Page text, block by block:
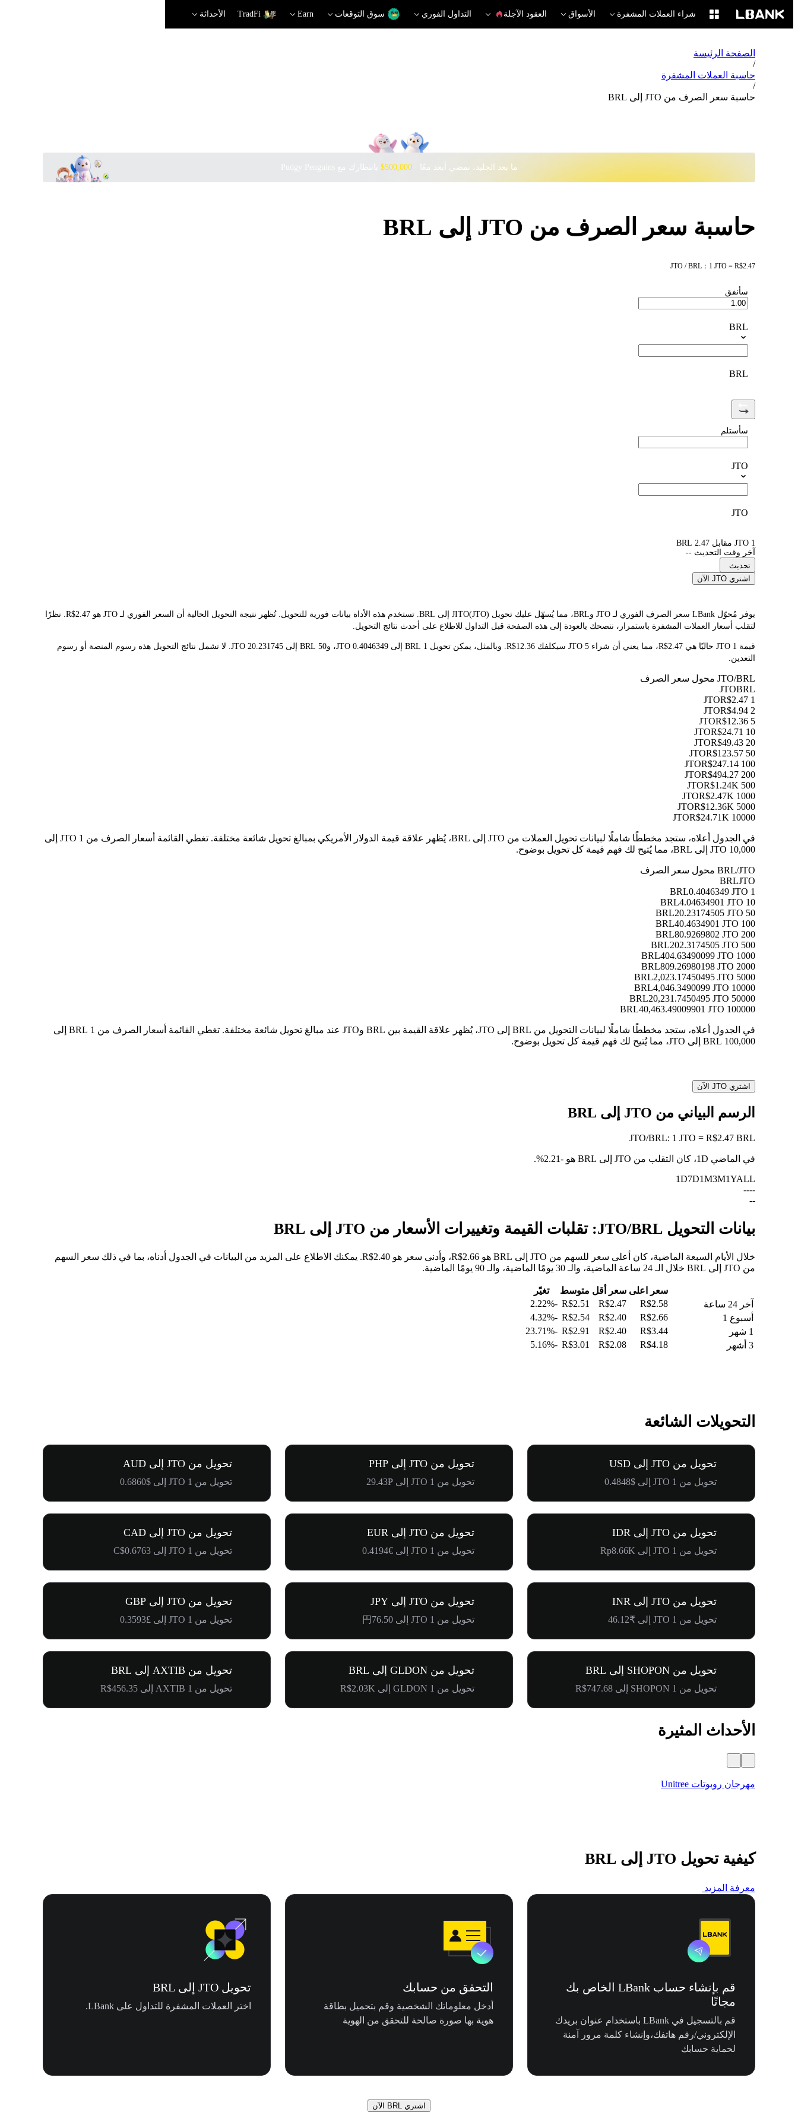
شراء العملات المشفرة الأسواق العقود الآجلة التداول الفوري سوق التوقعات Earn
TradFi الأحداثة
الصفحة الرئيسة
/
حاسبة العملات المشفرة
/
حاسبة سعر الصرف من JTO إلى BRL
ما بعد الجليد، نمضي أبعد معًا · ‎$500,000 بانتظارك مع Pudgy Penguins
حاسبة سعر الصرف من JTO إلى BRL
JTO / BRL：1 JTO = R$2.47
سأنفق
BRL
BRL
سأستلم
JTO
JTO
1 JTO مقابل 2.47 BRL
آخر وقت التحديث --
تحديث
اشتري JTO الآن
يوفر مُحوّل LBank سعر الصرف الفوري لـ JTO وBRL، مما يُسهّل عليك تحويل JITO(JTO) إلى BRL. تستخدم هذه الأداة بيانات فورية للتحويل. تُظهر نتيجة التحويل الحالية أن السعر الفوري لـ JTO هو R$2.47. نظرًا
لتقلب أسعار العملات المشفرة باستمرار، ننصحك بالعودة إلى هذه الصفحة قبل التداول للاطلاع على أحدث نتائج التحويل.
قيمة 1 JTO حاليًا هي R$2.47، مما يعني أن شراء 5 JTO سيكلفك R$12.36. وبالمثل، يمكن تحويل 1 BRL إلى 0.4046349 JTO، و50 BRL إلى 20.231745 JTO. لا تشمل نتائج التحويل هذه رسوم المنصة أو رسوم
التعدين.
JTO/BRL محول سعر الصرف
JTOBRL
1 JTO
R$2.47
2 JTO
R$4.94
5 JTO
R$12.36
10 JTO
R$24.71
20 JTO
R$49.43
50 JTO
R$123.57
100 JTO
R$247.14
200 JTO
R$494.27
500 JTO
R$1.24K
1000 JTO
R$2.47K
5000 JTO
R$12.36K
10000 JTO
R$24.71K
في الجدول أعلاه، ستجد مخططًا شاملًا لبيانات تحويل العملات من JTO إلى BRL، يُظهر علاقة قيمة الدولار الأمريكي بمبالغ تحويل شائعة مختلفة. تغطي القائمة أسعار الصرف من 1 JTO إلى
10,000 JTO إلى BRL، مما يُتيح لك فهم قيمة كل تحويل بوضوح.
BRL/JTO محول سعر الصرف
BRLJTO
1 BRL
0.4046349 JTO
10 BRL
4.04634901 JTO
50 BRL
20.23174505 JTO
100 BRL
40.4634901 JTO
200 BRL
80.9269802 JTO
500 BRL
202.3174505 JTO
1000 BRL
404.63490099 JTO
2000 BRL
809.26980198 JTO
5000 BRL
2,023.17450495 JTO
10000 BRL
4,046.3490099 JTO
50000 BRL
20,231.7450495 JTO
100000 BRL
40,463.49009901 JTO
في الجدول أعلاه، ستجد مخططًا شاملًا لبيانات التحويل من BRL إلى JTO، يُظهر علاقة القيمة بين BRL وJTO عند مبالغ تحويل شائعة مختلفة. تغطي القائمة أسعار الصرف من 1 BRL إلى
100,000 BRL إلى JTO، مما يُتيح لك فهم قيمة كل تحويل بوضوح.
اشتري JTO الآن
الرسم البياني من JTO إلى BRL
JTO/BRL: 1 JTO = R$2.47 BRL
في الماضي 1D، كان التقلب من JTO إلى BRL هو -2.21%
.
1D7D1M3M1YALL
--
--
--
بيانات التحويل JTO/BRL: تقلبات القيمة وتغييرات الأسعار من JTO إلى BRL
خلال الأيام السبعة الماضية، كان أعلى سعر للسهم من JTO إلى BRL هو R$2.66، وأدنى سعر هو R$2.40. يمكنك الاطلاع على المزيد من البيانات في الجدول أدناه، بما في ذلك سعر السهم
من JTO إلى BRL خلال الـ 24 ساعة الماضية، والـ 30 يومًا الماضية، والـ 90 يومًا الماضية.
سعر اعلى سعر أقل متوسط
تغيّر
آخر 24 ساعة
R$2.58
R$2.47
R$2.51
-2.22%
أسبوع 1
R$2.66
R$2.40
R$2.54
-4.32%
1 شهر
R$3.44
R$2.40
R$2.91
-23.71%
3 أشهر
R$4.18
R$2.08
R$3.01
-5.16%
التحويلات الشائعة
تحويل من JTO إلى USD
تحويل من 1 JTO إلى $0.4848
تحويل من JTO إلى PHP
تحويل من 1 JTO إلى ₱29.43
تحويل من JTO إلى AUD
تحويل من 1 JTO إلى $0.6860
تحويل من JTO إلى IDR
تحويل من 1 JTO إلى Rp8.66K
تحويل من JTO إلى EUR
تحويل من 1 JTO إلى €0.4194
تحويل من JTO إلى CAD
تحويل من 1 JTO إلى C$0.6763
تحويل من JTO إلى INR
تحويل من 1 JTO إلى ₹46.12
تحويل من JTO إلى JPY
تحويل من 1 JTO إلى 円76.50
تحويل من JTO إلى GBP
تحويل من 1 JTO إلى £0.3593
تحويل من SHOPON إلى BRL
تحويل من 1 SHOPON إلى R$747.68
تحويل من GLDON إلى BRL
تحويل من 1 GLDON إلى R$2.03K
تحويل من AXTIB إلى BRL
تحويل من 1 AXTIB إلى R$456.35
الأحداث المثيرة
مهرجان روبوتات Unitree
كيفية تحويل JTO إلى BRL
معرفة المزيد
قم بإنشاء حساب LBank الخاص بك
مجانًا
قم بالتسجيل في LBank باستخدام عنوان بريدك
الإلكتروني/رقم هاتفك،وإنشاء كلمة مرور آمنة
لحماية حسابك
التحقق من حسابك
أدخل معلوماتك الشخصية وقم بتحميل بطاقة
هوية بها صورة صالحة للتحقق من الهوية
تحويل JTO إلى BRL
اختر العملات المشفرة للتداول على LBank.
اشتري BRL الآن